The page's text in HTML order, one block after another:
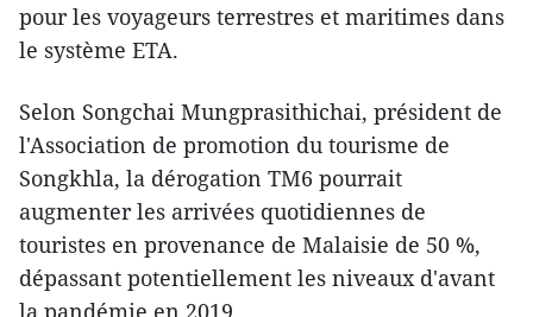
pour les voyageurs terrestres et maritimes dans
le système ETA.
Selon Songchai Mungprasithichai, président de
l'Association de promotion du tourisme de
Songkhla, la dérogation TM6 pourrait
augmenter les arrivées quotidiennes de
touristes en provenance de Malaisie de 50 %,
dépassant potentiellement les niveaux d'avant
la pandémie en 2019.